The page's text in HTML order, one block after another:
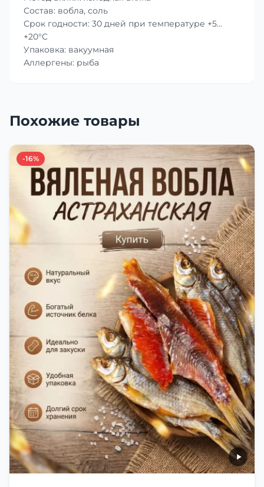
Состав: вобла, соль
Срок годности: 30 дней при температуре +5…
+20°C
Упаковка: вакуумная
Аллергены: рыба
Похожие товары
-16%